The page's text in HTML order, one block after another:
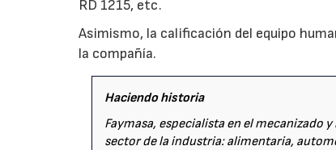
RD 1215, etc.
Asimismo, la calificación del equipo
la compañía.
Haciendo historia
Faymasa, especialista en el mecanizado
sector de la industria: alimentaria,